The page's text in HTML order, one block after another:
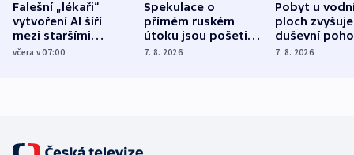
Falešní „lékaři“
vytvoření AI šíří
mezi staršími
Poláky nebezpečné
včera v 07:00
Spekulace o
přímém ruském
útoku jsou pošetilé,
míní estonský
7. 8. 2026
Pobyt u
ploch zvyšuje
duševní
ukázala
7. 8. 2026